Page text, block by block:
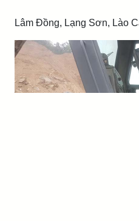
Lâm Đồng, Lạng Sơn, Lào